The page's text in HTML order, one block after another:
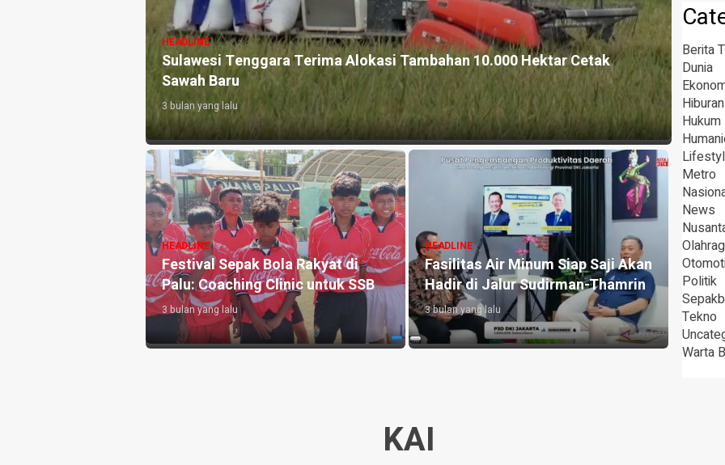
HEADLINE
Sulawesi Tenggara Terima Alokasi Tambahan 10.000 Hektar Cetak
Sawah Baru
3 bulan yang lalu
HEADLINE
Festival Sepak Bola Rakyat di
Palu: Coaching Clinic untuk SSB
3 bulan yang lalu
HEADLINE
Fasilitas Air Minum Siap Saji Akan
Hadir di Jalur Sudirman-Thamrin
3 bulan yang lalu
3 bulan
3 bulan
KAI
Berita
Dunia
Hiburan
Hukum
Metro
News
Politik
Tekno
Warta